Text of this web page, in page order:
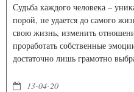
Судьба каждого человека –
порой, не удается до самого
свою жизнь, изменить
проработать собственные
достаточно лишь грамотно
началом вашего пути к себе,
13-04-20